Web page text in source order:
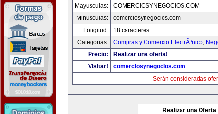
Mayusculas:
COMERCIOSYNEGOCIOS.COM
Minusculas:
comerciosynegocios.com
Longitud:
18 caracteres
Categorias:
Compras y Comercio ElectrÃ³nico,
Precio:
Realizar una oferta!
Visitar!
comerciosynegocios.com
Serán consideradas
Realizar una Oferta